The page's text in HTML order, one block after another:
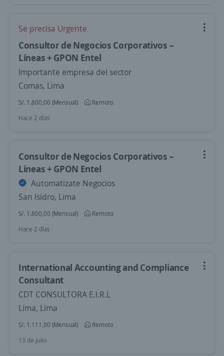
Se precisa Urgente
Consultor de Negocios Corporativos –
Líneas + GPON Entel
Importante empresa del sector
Comas, Lima
S/. 1.800,00 (Mensual)
Remoto
Hace 2 días
Consultor de Negocios Corporativos –
Líneas + GPON Entel
Automatizate Negocios
San Isidro, Lima
S/. 1.800,00 (Mensual)
Remoto
Hace 2 días
International Accounting and Compliance
Consultant
CDT CONSULTORA E.I.R.L
Lima, Lima
S/. 1.111,00 (Mensual)
Remoto
13 de julio